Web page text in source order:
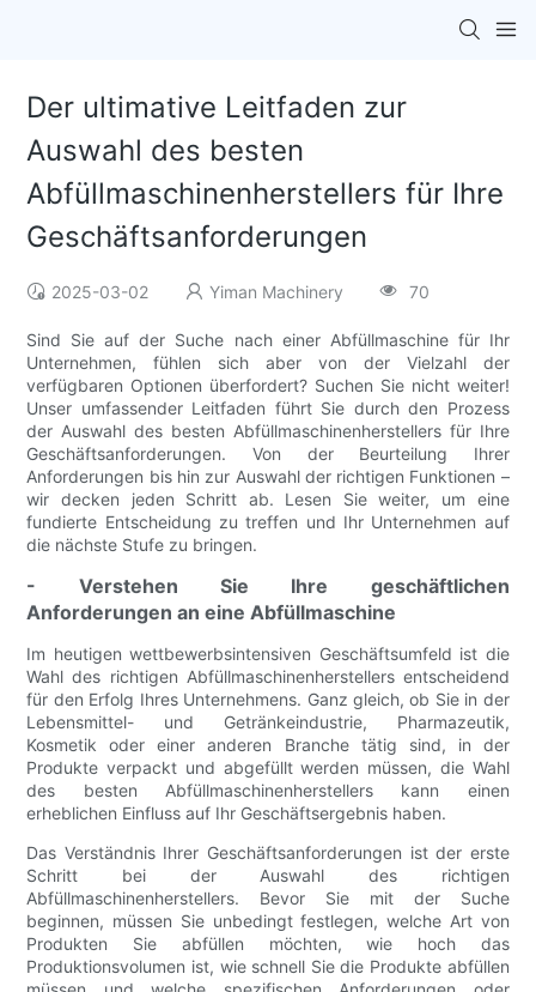
Der ultimative Leitfaden zur
Auswahl des besten
Abfüllmaschinenherstellers für Ihre
Geschäftsanforderungen
2025-03-02 Yiman Machinery 70
Sind Sie auf der Suche nach einer Abfüllmaschine für Ihr
Unternehmen, fühlen sich aber von der Vielzahl der
verfügbaren Optionen überfordert? Suchen Sie nicht weiter!
Unser umfassender Leitfaden führt Sie durch den Prozess
der Auswahl des besten Abfüllmaschinenherstellers für Ihre
Geschäftsanforderungen. Von der Beurteilung Ihrer
Anforderungen bis hin zur Auswahl der richtigen Funktionen –
wir decken jeden Schritt ab. Lesen Sie weiter, um eine
fundierte Entscheidung zu treffen und Ihr Unternehmen auf
die nächste Stufe zu bringen.
- Verstehen Sie Ihre geschäftlichen
Anforderungen an eine Abfüllmaschine
Im heutigen wettbewerbsintensiven Geschäftsumfeld ist die
Wahl des richtigen Abfüllmaschinenherstellers entscheidend
für den Erfolg Ihres Unternehmens. Ganz gleich, ob Sie in der
Lebensmittel- und Getränkeindustrie, Pharmazeutik,
Kosmetik oder einer anderen Branche tätig sind, in der
Produkte verpackt und abgefüllt werden müssen, die Wahl
des besten Abfüllmaschinenherstellers kann einen
erheblichen Einfluss auf Ihr Geschäftsergebnis haben.
Das Verständnis Ihrer Geschäftsanforderungen ist der erste
Schritt bei der Auswahl des richtigen
Abfüllmaschinenherstellers. Bevor Sie mit der Suche
beginnen, müssen Sie unbedingt festlegen, welche Art von
Produkten Sie abfüllen möchten, wie hoch das
Produktionsvolumen ist, wie schnell Sie die Produkte abfüllen